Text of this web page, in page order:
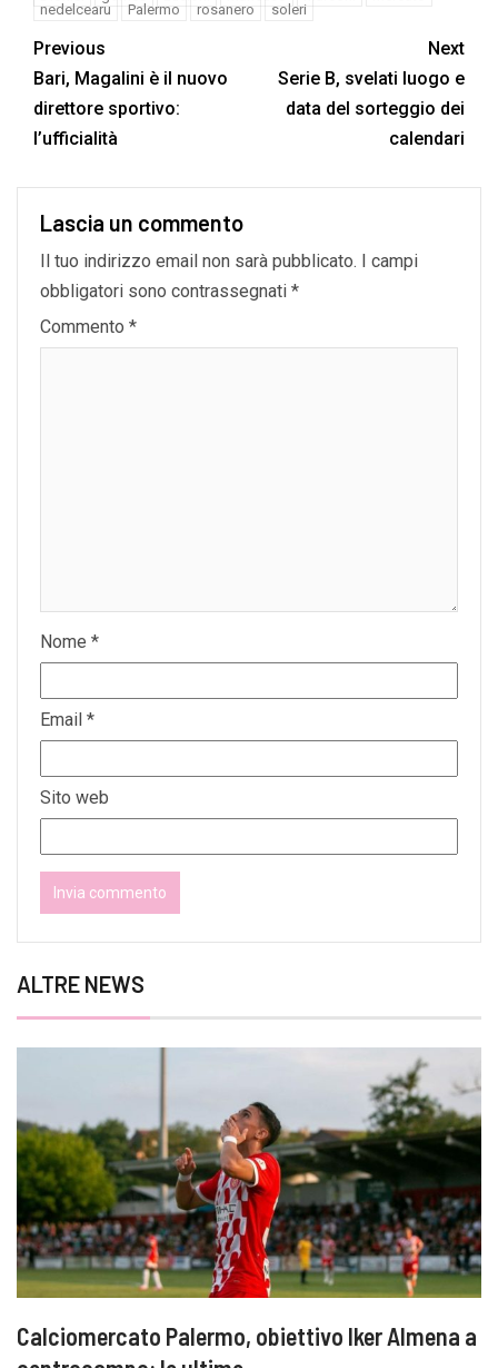
nedelcearu
Palermo rosanero soleri
Previous
Bari, Magalini è il nuovo
direttore sportivo:
l’ufficialità
Next
Serie B, svelati luogo e
data del sorteggio dei
calendari
Lascia un commento
Il tuo indirizzo email non sarà pubblicato. I campi
obbligatori sono contrassegnati *
Commento *
Nome *
Email *
Sito web
ALTRE NEWS
Calciomercato Palermo, obiettivo Iker Almena a